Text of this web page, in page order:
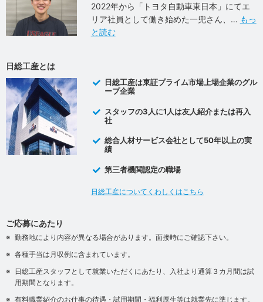
2022年から「トヨタ自動車東日本」にてエ
リア社員として働き始めた一兜さん、
もっ
と読む
日総工産とは
日総工産は東証プライム市場上場企業のグル
ープ企業
スタッフの3人に1人は友人紹介または再入
社
総合人材サービス会社として50年以上の実
績
第三者機関認定の職場
日総工産についてくわしくはこちら
ご応募にあたり
勤務地により内容が異なる場合があります。面接時にご確認下さい。
各種手当は月収例に含まれています。
日総工産スタッフとして就業いただくにあたり、入社より通算３カ月間は試
用期間となります。
有料職業紹介のお仕事の待遇・試用期間・福利厚生等は就業先に準じます。